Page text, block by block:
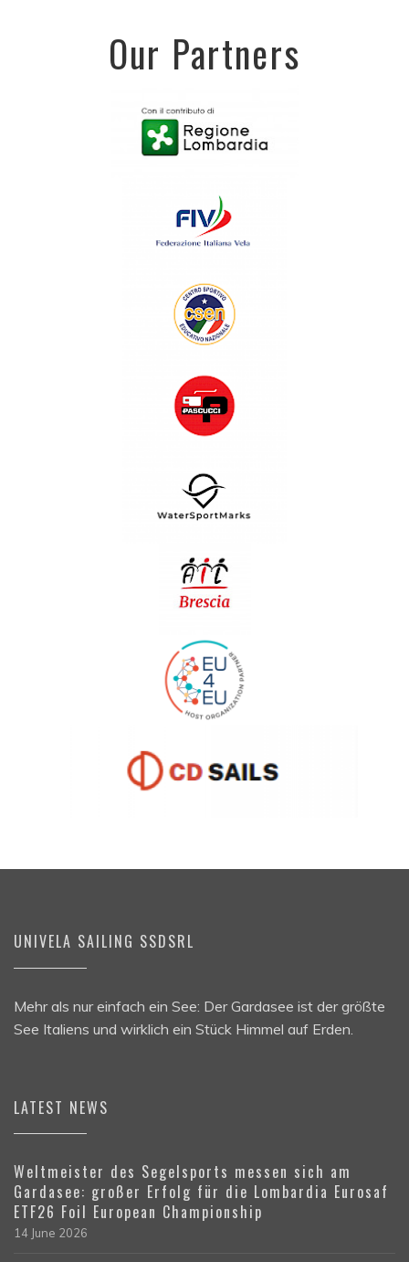
Our Partners
UNIVELA SAILING SSDSRL
Mehr als nur einfach ein See: Der Gardasee ist der größte
See Italiens und wirklich ein Stück Himmel auf Erden.
LATEST NEWS
Weltmeister des Segelsports messen sich am
Gardasee: großer Erfolg für die Lombardia Eurosaf
ETF26 Foil European Championship
14 June 2026